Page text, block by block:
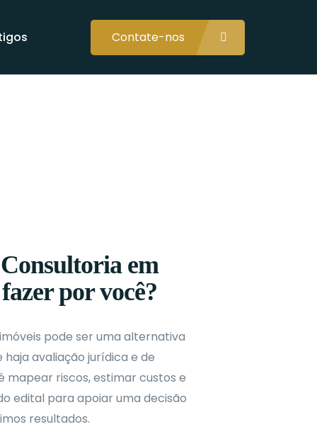
Contate-nos
em
por você?
pode ser uma alternativa
avaliação jurídica e de
mapear riscos, estimar custos e
edital para apoiar uma decisão
resultados.